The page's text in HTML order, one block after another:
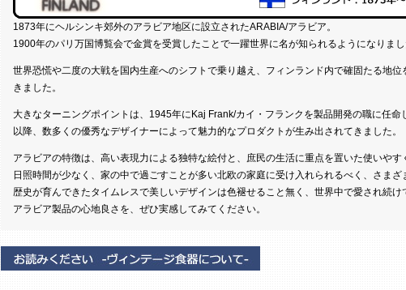
1873年にヘルシンキ郊外のアラビア地区に設立されたARABIA/アラビア。
1900年のパリ万国博覧会で金賞を受賞したことで一躍世界に名が知られるようになりまし
世界恐慌や二度の大戦を国内生産へのシフトで乗り越え、フィンランド内で確固たる地位
きました。
大きなターニングポイントは、1945年にKaj Frank/カイ・フランクを製品開発の職に任命
以降、数多くの優秀なデザイナーによって魅力的なプロダクトが生み出されてきました。
アラビアの特徴は、高い表現力による独特な絵付と、庶民の生活に重点を置いた使いやす
日照時間が少なく、家の中で過ごすことが多い北欧の家庭に受け入れられるべく、さまざ
歴史が育んできたタイムレスで美しいデザインは色褪せること無く、世界中で愛され続け
アラビア製品の心地良さを、ぜひ実感してみてください。